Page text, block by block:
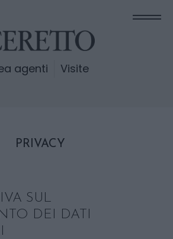
agenti Visite
PRIVACY
SUL
DEI DATI